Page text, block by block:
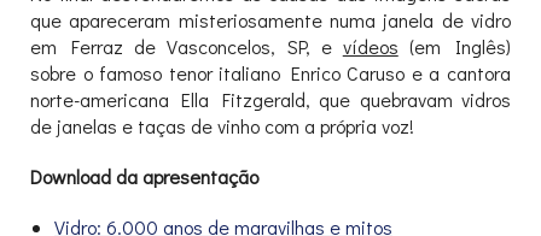
que apareceram misteriosamente numa janela de vidro
em Ferraz de Vasconcelos, SP, e vídeos (em Inglês)
sobre o famoso tenor italiano Enrico Caruso e a cantora
norte-americana Ella Fitzgerald, que quebravam vidros
de janelas e taças de vinho com a própria voz!
Download da apresentação
Vidro: 6.000 anos de maravilhas e mitos